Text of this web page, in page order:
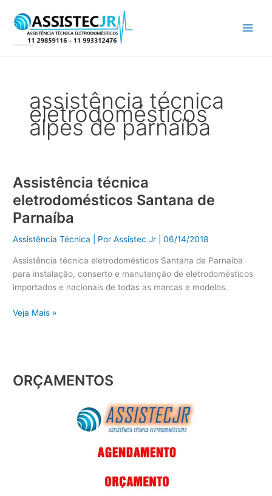
para
conteúdo
assistência técnica
eletrodomésticos
alpes de parnaíba
Assistência técnica
eletrodomésticos Santana de
Parnaíba
Assistência Técnica | PorAssistec Jr |06/14/2018
Assistência técnica eletrodomésticos Santana de Parnaíba
para instalação, conserto e manutenção de eletrodomésticos
importados e nacionais de todas as marcas e modelos.
Assistência
técnica
eletrodomésticos
Santana
Veja Mais »
ORÇAMENTOS